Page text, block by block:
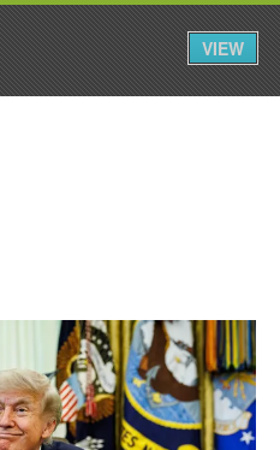
Assine Iniciar Sessão
VIEW